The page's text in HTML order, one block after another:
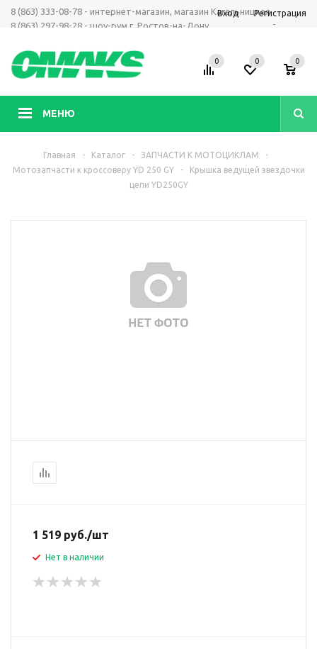
8 (863) 333-08-78 - интернет-магазин, магазин Кагальницкая
8 (863) 297-98-28 - шоу-рум г. Ростов-на-Дону
-
Вход Регистрация
МЕНЮ
0 0 0
Главная - Каталог - ЗАПЧАСТИ К МОТОЦИКЛАМ
-
Мотозапчасти к кроссоверу YD 250 GY
-
Крышка ведущей звездочки
цепи YD250GY
1 519 руб./шт
Нет в наличии